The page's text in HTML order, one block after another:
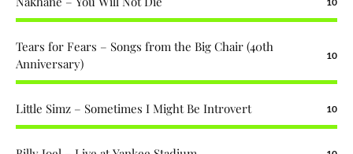
Tears for Fears – Songs from the Big Chair (40th
Anniversary)
10
Little Simz – Sometimes I Might Be Introvert 10